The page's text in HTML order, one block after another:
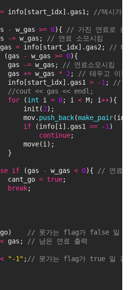
= info[start_idx].gas1; //택시가
- w_gas >= 0){
// 가진 연료로 충
-= w_gas;
// 연료 소모시킴
= info[start_idx].gas2;
// 태
(gas - w_gas >= 0){
-= w_gas;
// 연료소모시킴
+= w_gas * 2 ;
// 태우고 이동
= -1 ;
// 해
//cout << gas << endl;
for (int i = 0; i < M; i++
2);
push_back(make_pair
if (info[i].gas1 == -1
continue;
if (gas - w_gas < 0){
// 연료가
= true;
break;
// 못가는 flag가 false 일 경
< gas;
// 남은 연료 출력
< "-1" ; // 못가는 flag가 true 일 경